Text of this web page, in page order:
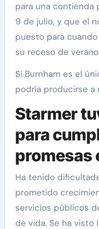
para una contienda
9 de julio, y que el
puesto para
su receso de
Si Burnham es el
podría producirse a
Starmer
para
promesas
Ha tenido
prometido
servicios públicos
de vida. Se ha